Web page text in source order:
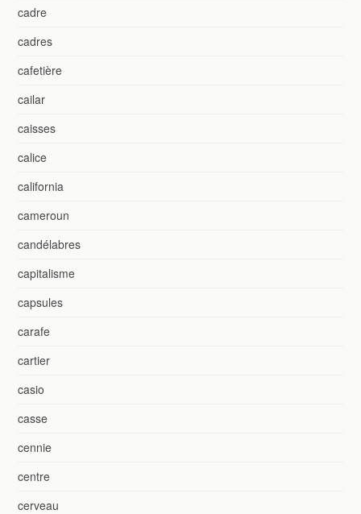
cadre
cadres
cafetière
cailar
caisses
calice
california
cameroun
candélabres
capitalisme
capsules
carafe
cartier
casio
casse
cennie
centre
cerveau